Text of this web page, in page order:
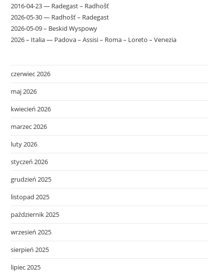
2016-04-23 — Radegast – Radhošť
2026-05-30 — Radhošť – Radegast
2026-05-09 – Beskid Wyspowy
2026 – Italia — Padova – Assisi – Roma – Loreto – Venezia
czerwiec 2026
maj 2026
kwiecień 2026
marzec 2026
luty 2026
styczeń 2026
grudzień 2025
listopad 2025
październik 2025
wrzesień 2025
sierpień 2025
lipiec 2025